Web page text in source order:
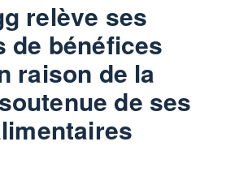
relève ses
de bénéfices
raison de la
de ses